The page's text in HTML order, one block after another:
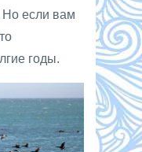
Но если вам
годы.